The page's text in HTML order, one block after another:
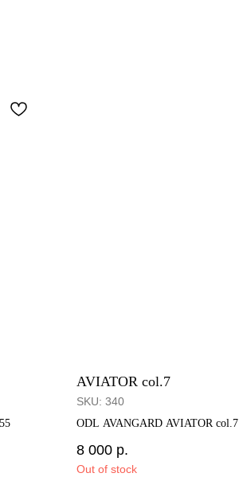
AVIATOR col.7
SKU: 340
ODL AVANGARD AVIATOR col.7
8 000 р.
Out of stock